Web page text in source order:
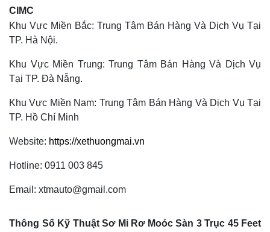
CIMC
Khu Vực Miền Bắc: Trung Tâm Bán Hàng Và Dịch Vụ Tại
TP. Hà Nội.
Khu Vực Miền Trung: Trung Tâm Bán Hàng Và Dịch Vụ
Tại TP. Đà Nẵng.
Khu Vực Miền Nam: Trung Tâm Bán Hàng Và Dịch Vụ Tại
TP. Hồ Chí Minh
Website: https://xethuongmai.vn
Hotline: 0911 003 845
Email: xtmauto@gmail.com
Thông Số Kỹ Thuật Sơ Mi Rơ Moóc Sàn 3 Trục 45 Feet